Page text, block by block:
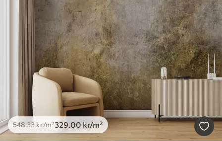
548.33kr/m²329.00 kr/m²